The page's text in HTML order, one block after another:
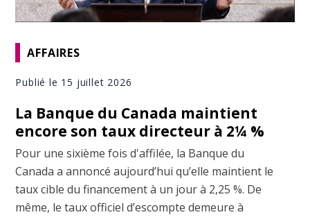
AFFAIRES
Publié le 15 juillet 2026
La Banque du Canada maintient
encore son taux directeur à 2¼ %
Pour une sixième fois d'affilée, la Banque du
Canada a annoncé aujourd’hui qu’elle maintient le
taux cible du financement à un jour à 2,25 %. De
même, le taux officiel d’escompte demeure à